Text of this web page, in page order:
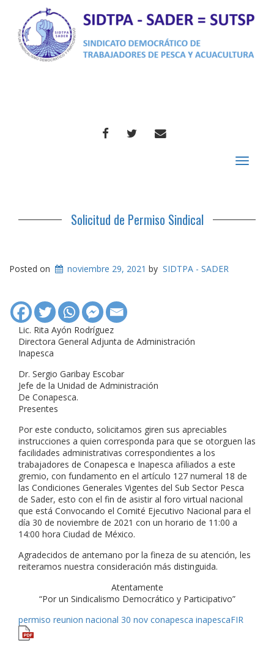
FACEBOOKTWITTERCORREO
Toggle
Solicitud de Permiso Sindical
Posted on noviembre 29, 2021 by SIDTPA - SADER
Lic. Rita Ayón Rodríguez
Directora General Adjunta de Administración
Inapesca
Dr. Sergio Garibay Escobar
Jefe de la Unidad de Administración
De Conapesca.
Presentes
Por este conducto, solicitamos giren sus apreciables
instrucciones a quien corresponda para que se otorguen las
facilidades administrativas correspondientes a los
trabajadores de Conapesca e Inapesca afiliados a este
gremio, con fundamento en el artículo 127 numeral 18 de
las Condiciones Generales Vigentes del Sub Sector Pesca
de Sader, esto con el fin de asistir al foro virtual nacional
que está Convocando el Comité Ejecutivo Nacional para el
día 30 de noviembre de 2021 con un horario de 11:00 a
14:00 hora Ciudad de México.
Agradecidos de antemano por la fineza de su atención, les
reiteramos nuestra consideración más distinguida.
Atentamente
“Por un Sindicalismo Democrático y Participativo”
permiso reunion nacional 30 nov conapesca inapescaFIR